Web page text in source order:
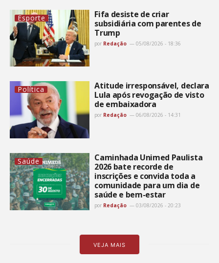
Esporte
Fifa desiste de criar
subsidiária com parentes de
Trump
por Redação 05/08/2026 - 18:36
Política
Atitude irresponsável, declara
Lula após revogação de visto
de embaixadora
por Redação 06/08/2026 - 14:31
Saúde
Caminhada Unimed Paulista
2026 bate recorde de
inscrições e convida toda a
comunidade para um dia de
saúde e bem-estar
por Redação 03/08/2026 - 20:23
VEJA MAIS